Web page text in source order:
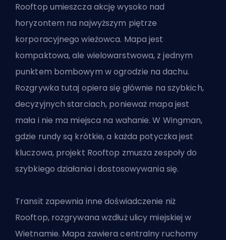
Rooftop umieszcza akcję wysoko nad
horyzontem na najwyższym piętrze
korporacyjnego wieżowca. Mapa jest
kompaktowa, ale wielowarstwowa, z jednym
punktem bombowym w ogrodzie na dachu.
Rozgrywka tutaj opiera się głównie na szybkich,
decyzyjnych starciach, ponieważ mapa jest
mała i nie ma miejsca na wahanie. W Wingman,
gdzie rundy są krótkie, a każda potyczka jest
kluczowa, projekt Rooftop zmusza zespoły do
szybkiego działania i dostosowywania się.
Transit zapewnia inne doświadczenie niż
Rooftop, rozgrywana wzdłuż ulicy miejskiej w
Wietnamie. Mapa zawiera centralny ruchomy